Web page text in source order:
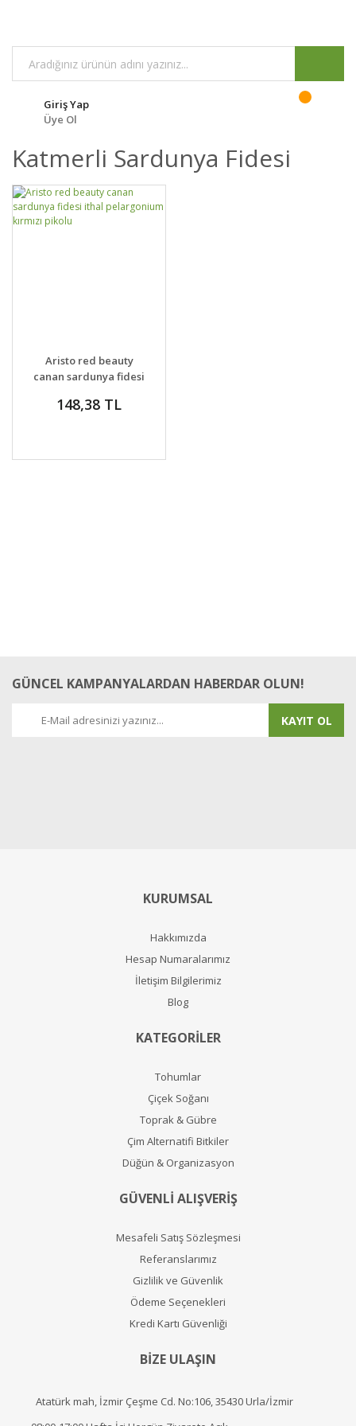
Giriş Yap
Üye Ol
Katmerli Sardunya Fidesi
DETAYLAR
VER
Aristo red beauty
canan sardunya fidesi
kırmızı pikolu
148,38 TL
GÜNCEL KAMPANYALARDAN HABERDAR OLUN!
KAYIT OL
KURUMSAL
Hakkımızda
Hesap Numaralarımız
İletişim Bilgilerimiz
Blog
KATEGORİLER
Tohumlar
Çiçek Soğanı
Toprak & Gübre
Çim Alternatifi Bitkiler
Düğün & Organizasyon
GÜVENLİ ALIŞVERİŞ
Mesafeli Satış Sözleşmesi
Referanslarımız
Gizlilik ve Güvenlik
Ödeme Seçenekleri
Kredi Kartı Güvenliği
BİZE ULAŞIN
Atatürk mah, İzmir Çeşme Cd. No:106, 35430 Urla/İzmir